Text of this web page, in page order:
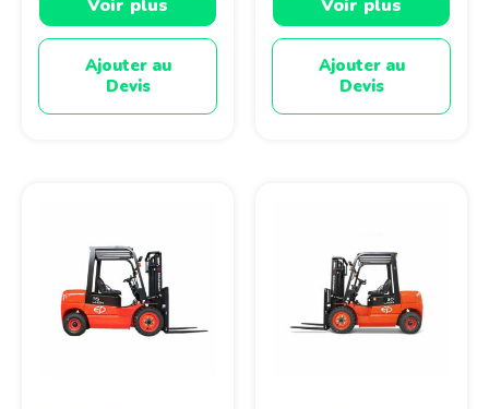
Voir plus
Ajouter au
Devis
Voir plus
Ajouter au
Devis